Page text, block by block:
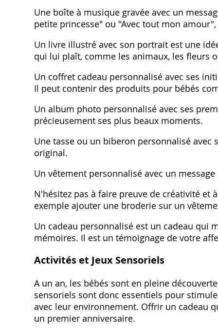
Une boîte à musique gravée avec un
petite princesse" ou "Avec tout mon
Un livre illustré avec son portrait est une
qui lui plaît, comme les animaux, les fleurs
Un coffret cadeau personnalisé avec ses
Il peut contenir des produits pour bébés
Un album photo personnalisé avec ses
précieusement ses plus beaux moments.
Une tasse ou un biberon personnalisé
original.
Un vêtement personnalisé avec un
N'hésitez pas à faire preuve de créativité et
exemple ajouter une broderie sur un
Un cadeau personnalisé est un cadeau qui
mémoires. Il est un témoignage de votre
Activités et Jeux Sensoriels
A un an, les bébés sont en pleine
sensoriels sont donc essentiels pour
avec leur environnement. Offrir un cadeau
un premier anniversaire.